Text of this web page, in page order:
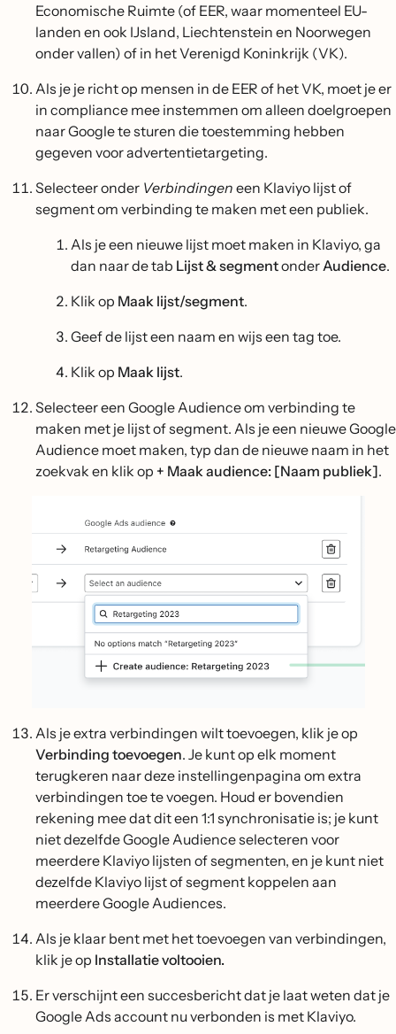
Economische Ruimte (of EER, waar momenteel EU-
landen en ook IJsland, Liechtenstein en Noorwegen
onder vallen) of in het Verenigd Koninkrijk (VK).
Als je je richt op mensen in de EER of het VK, moet je er
in compliance mee instemmen om alleen doelgroepen
naar Google te sturen die toestemming hebben
gegeven voor advertentietargeting.
Selecteer onder Verbindingen een Klaviyo lijst of
segment om verbinding te maken met een publiek.
Als je een nieuwe lijst moet maken in Klaviyo, ga
dan naar de tab Lijst & segmentonderAudience.
Klik op Maak lijst/segment.
Geef de lijst een naam en wijs een tag toe.
Klik op Maak lijst.
Selecteer een Google Audience om verbinding te
maken met je lijst of segment. Als je een nieuwe Google
Audience moet maken, typ dan de nieuwe naam in het
zoekvak en klik op + Maak audience: [Naam publiek].
Als je extra verbindingen wilt toevoegen, klik je op
Verbinding toevoegen. Je kunt op elk moment
terugkeren naar deze instellingenpagina om extra
verbindingen toe te voegen. Houd er bovendien
rekening mee dat dit een 1:1 synchronisatie is; je kunt
niet dezelfde Google Audience selecteren voor
meerdere Klaviyo lijsten of segmenten, en je kunt niet
dezelfde Klaviyo lijst of segment koppelen aan
meerdere Google Audiences.
Als je klaar bent met het toevoegen van verbindingen,
klik je op Installatie voltooien.
Er verschijnt een succesbericht dat je laat weten dat je
Google Ads account nu verbonden is met Klaviyo.